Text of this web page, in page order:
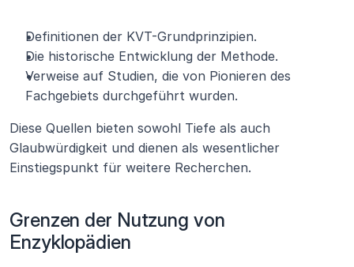
Definitionen der KVT-Grundprinzipien.
Die historische Entwicklung der Methode.
Verweise auf Studien, die von Pionieren des
Fachgebiets durchgeführt wurden.
Diese Quellen bieten sowohl Tiefe als auch
Glaubwürdigkeit und dienen als wesentlicher
Einstiegspunkt für weitere Recherchen.
Grenzen der Nutzung von
Enzyklopädien